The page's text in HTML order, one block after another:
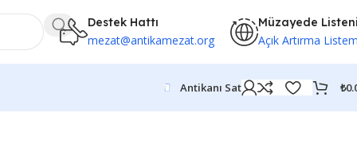
Destek Hattı
mezat@antikamezat.org
Müzayede
Açık Artırma
Antikanı Sat ₺